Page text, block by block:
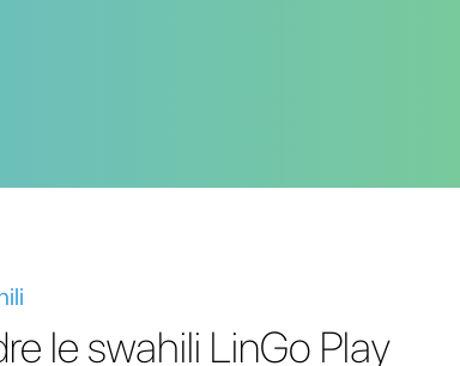
le swahili LinGo Play